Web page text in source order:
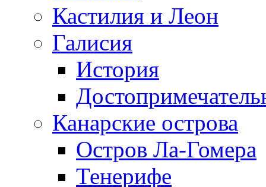
Кастилия и Леон
Галисия
История
Канарские острова
Остров Ла-Гомера
Тенерифе